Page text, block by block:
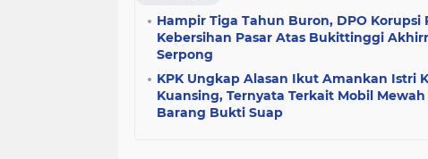
Hampir Tiga Tahun Buron, DPO Korupsi
Kebersihan Pasar Atas Bukittinggi
Serpong
KPK Ungkap Alasan Ikut Amankan Istri
Kuansing, Ternyata Terkait Mobil
Barang Bukti Suap